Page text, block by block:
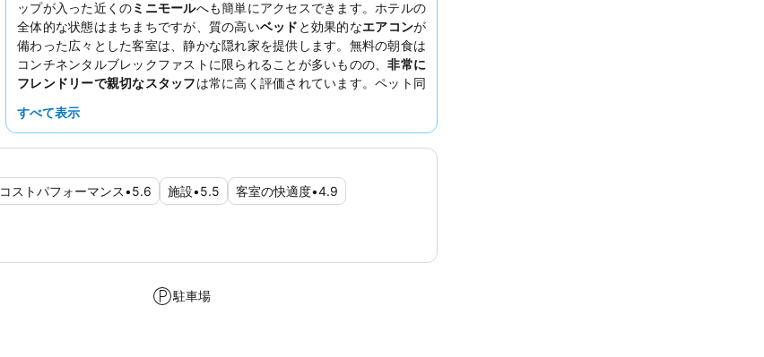
ップが入った近くのミニモールへも簡単にアクセスできます。ホテルの
全体的な状態はまちまちですが、質の高いベッド と効果的なエアコンが
備わった広々とした客室は、静かな隠れ家を提供します。無料の朝食は
コンチネンタルブレックファストに限られることが多いものの、非常に
フレンドリーで親切なスタッフは常に高く評価されています。ペット同
のポリシーを提供しており、実用的な選択肢となるでしょう。
すべて表示
コストパフォーマンス•5.6 施設•5.5 客室の快適度•4.9
駐車場